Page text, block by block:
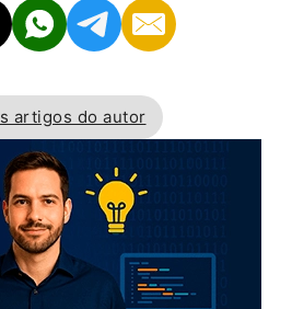
artigos do autor